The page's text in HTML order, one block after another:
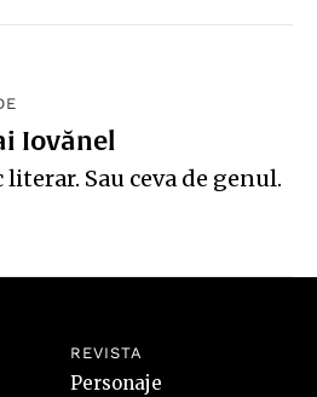
Iovănel
literar. Sau ceva de genul.
REVISTA
Personaje